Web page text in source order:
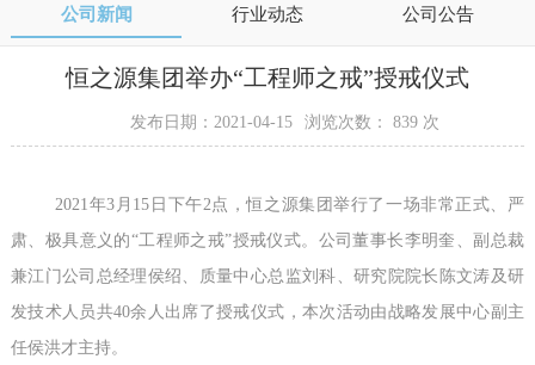
公司新闻 行业动态 公司公告
恒之源集团举办“工程师之戒”授戒仪式
发布日期：2021-04-15 浏览次数： 839次
2021年3月15日下午2点，恒之源集团举行了一场非常正式、严
肃、极具意义的“工程师之戒”授戒仪式。公司董事长李明奎、副总裁
兼江门公司总经理侯绍、质量中心总监刘科、研究院院长陈文涛及研
发技术人员共40余人出席了授戒仪式，本次活动由战略发展中心副主
任侯洪才主持。